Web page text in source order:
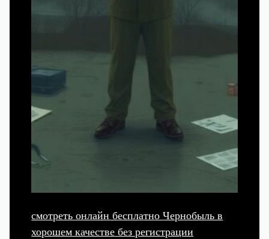
смотреть онлайн бесплатно Чернобыль в
хорошем качестве без регистрации